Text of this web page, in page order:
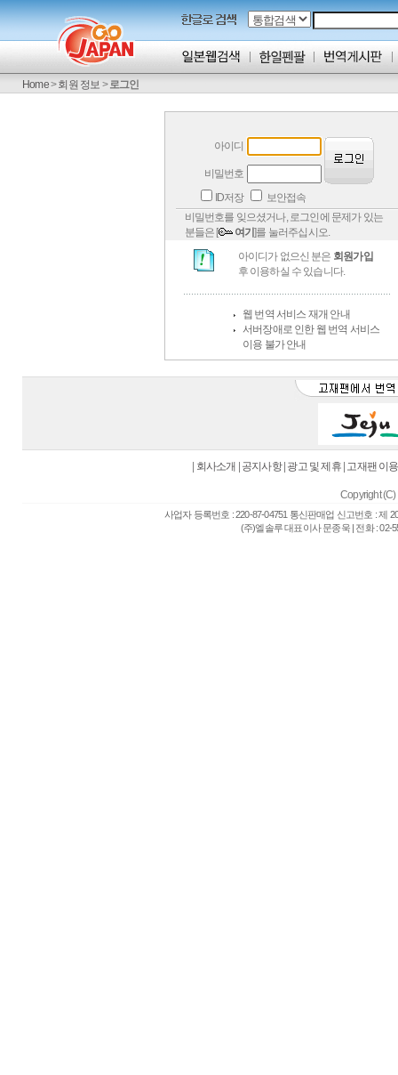
Home>회원 정보 >로그인
아이디
비밀번호
ID저장
보안접속
비밀번호를 잊으셨거나, 로그인에 문제가 있는
분들은 [
여기]를 눌러주십시오.
아이디가 없으신 분은 회원가입
후 이용하실 수 있습니다.
웹 번역 서비스 재개 안내
서버장애로 인한 웹 번역 서비스
이용 불가 안내
회사소개 공지사항| 광고 및 제휴| 고재팬 이
Copyright (C)
사업자 등록번호 : 220-87-04751 통신판매업 신고번호 : 제
(주)엘솔루 대표이사 문종욱 | 전화 : 02-